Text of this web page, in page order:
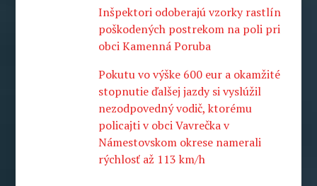
Inšpektori odoberajú vzorky rastlín
poškodených postrekom na poli pri
obci Kamenná Poruba
Pokutu vo výške 600 eur a okamžité
stopnutie ďalšej jazdy si vyslúžil
nezodpovedný vodič, ktorému
policajti v obci Vavrečka v
Námestovskom okrese namerali
rýchlosť až 113 km/h